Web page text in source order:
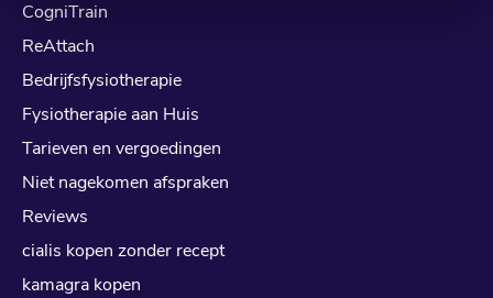
CogniTrain
ReAttach
Bedrijfsfysiotherapie
Fysiotherapie aan Huis
Tarieven en vergoedingen
Niet nagekomen afspraken
Reviews
cialis kopen zonder recept
kamagra kopen